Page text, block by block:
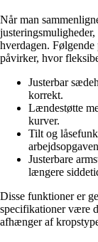
Når man
hverdagen.
påvirker, hvor
Justerbar
korrekt.
Lændestøtte
kurver.
Tilt og
Justerbare
længere
Disse funktioner er
specifikationer være
afhænger af